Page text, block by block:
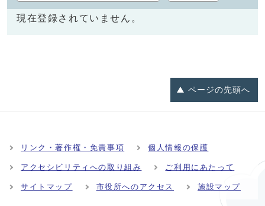
現在登録されていません。
ページの先頭へ
リンク・著作権・免責事項 個人情報の保護
アクセシビリティへの取り組み ご利用にあたって
サイトマップ 市役所へのアクセス 施設マップ